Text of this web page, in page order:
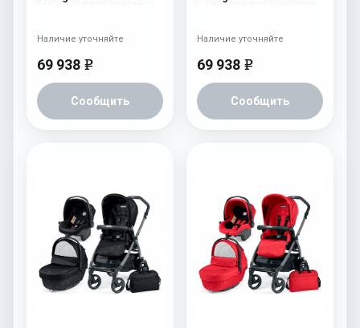
69 938 e
Сообщить
Наличие уточняйте
69 938 e
Сообщить
Наличие уточняйте